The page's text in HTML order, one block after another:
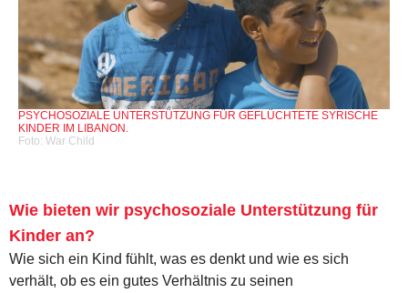
PSYCHOSOZIALE UNTERSTÜTZUNG FÜR GEFLÜCHTETE SYRISCHE
KINDER IM LIBANON.
Foto: War Child
Wie bieten wir psychosoziale Unterstützung für
Kinder an?
Wie sich ein Kind fühlt, was es denkt und wie es sich
verhält, ob es ein gutes Verhältnis zu seinen